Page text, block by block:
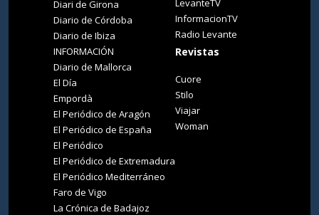
Diari de Girona
Diario de Córdoba
Diario de Ibiza
INFORMACIÓN
Diario de Mallorca
El Día
Empordà
El Periódico de Aragón
El Periódico de España
El Periódico
El Periódico de Extremadura
El Periódico Mediterráneo
Faro de Vigo
La Crónica de Badajoz
LevanteTV
InformacionTV
Radio Levante
Revistas
Cuore
Stilo
Viajar
Woman